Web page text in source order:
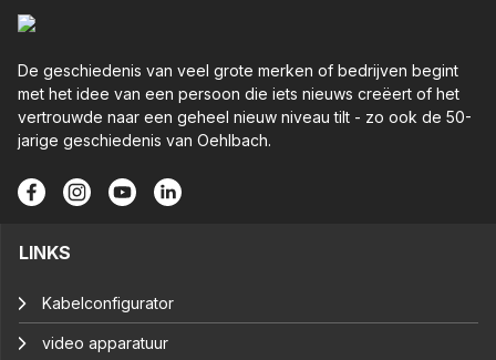
De geschiedenis van veel grote merken of bedrijven begint
met het idee van een persoon die iets nieuws creëert of het
vertrouwde naar een geheel nieuw niveau tilt - zo ook de 50-
jarige geschiedenis van Oehlbach.
LINKS
Kabelconfigurator
video apparatuur